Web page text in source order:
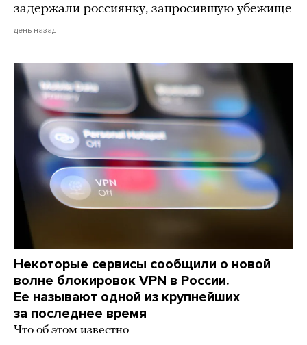
задержали россиянку, запросившую убежище
день назад
Некоторые сервисы сообщили о новой
волне блокировок VPN в России.
Ее называют одной из крупнейших
за последнее время
Что об этом известно